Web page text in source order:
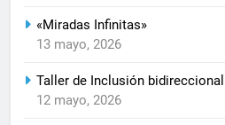
«Miradas Infinitas»
13 mayo, 2026
Taller de Inclusión
12 mayo, 2026